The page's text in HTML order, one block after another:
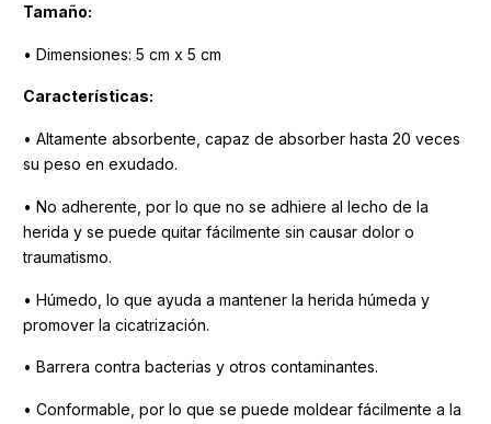
Tamaño:
• Dimensiones: 5 cm x 5 cm
Características:
• Altamente absorbente, capaz de absorber hasta 20 veces
su peso en exudado.
• No adherente, por lo que no se adhiere al lecho de la
herida y se puede quitar fácilmente sin causar dolor o
traumatismo.
• Húmedo, lo que ayuda a mantener la herida húmeda y
promover la cicatrización.
• Barrera contra bacterias y otros contaminantes.
• Conformable, por lo que se puede moldear fácilmente a la